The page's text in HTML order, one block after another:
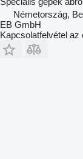
Németország,
EB GmbH
Kapcsolatfelvétel az